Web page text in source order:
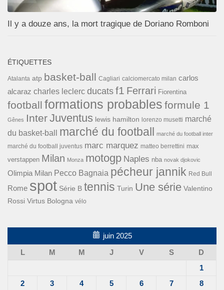
Il y a douze ans, la mort tragique de Doriano Romboni
ÉTIQUETTES
Atalanta atp basket-ball Cagliari calciomercato milan carlos
alcaraz charles leclerc ducats f1 Ferrari Fiorentina
football formations probables formule 1
Gênes InterJuventus lewis hamilton lorenzo musetti marché
du basket-ball
marché du football marché du football inter
marché du football juventus marc marquez matteo berrettini max
verstappen Milan Monza motogp Naples nba novak djokovic
Olimpia Milan Pecco Bagnaia pécheur jannik Red Bull
Rome spot Série B tennis Turin Une série Valentino
Rossi Virtus Bologna vélo
juin 2025
L
M M J V S
D
1
2
3 4 5 6 7 8